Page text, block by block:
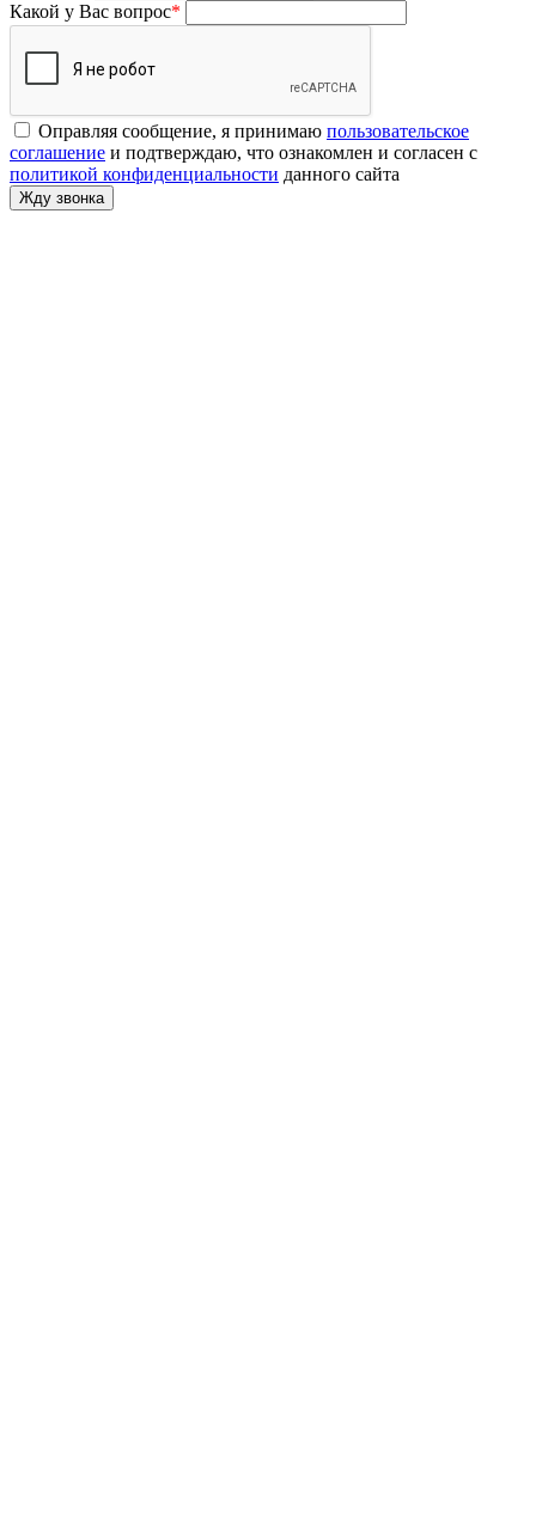
Какой у Вас вопрос*
Оправляя сообщение, я принимаю пользовательское
соглашение и подтверждаю, что ознакомлен и согласен с
политикой конфиденциальности данного сайта